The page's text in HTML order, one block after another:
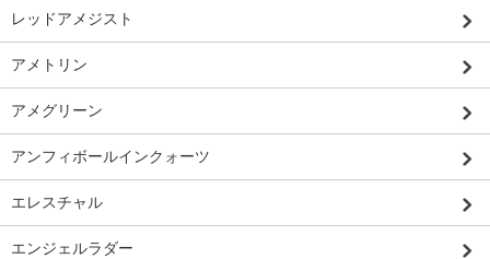
レッドアメジスト
アメトリン
アメグリーン
アンフィボールインクォーツ
エレスチャル
エンジェルラダー